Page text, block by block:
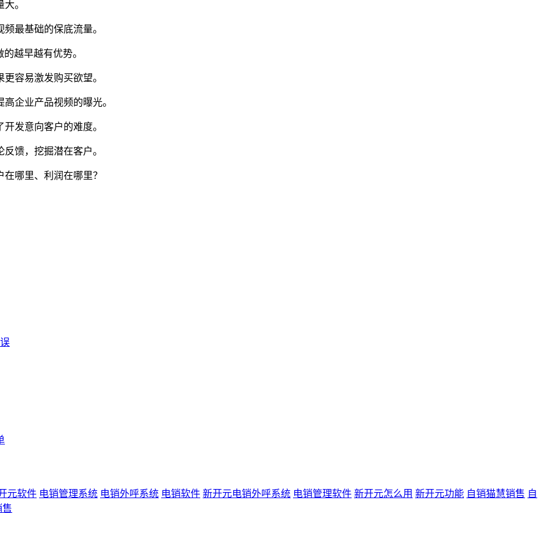
。
最基础的保底流量。
越早越有优势。
容易激发购买欲望。
企业产品视频的曝光。
发意向客户的难度。
馈，挖掘潜在客户。
哪里、利润在哪里？
元软件 电销管理系统 电销外呼系统 电销软件 新开元电销外呼系统 电销管理软件 新开元怎么用 新开元功能 自销猫慧销售 自
售